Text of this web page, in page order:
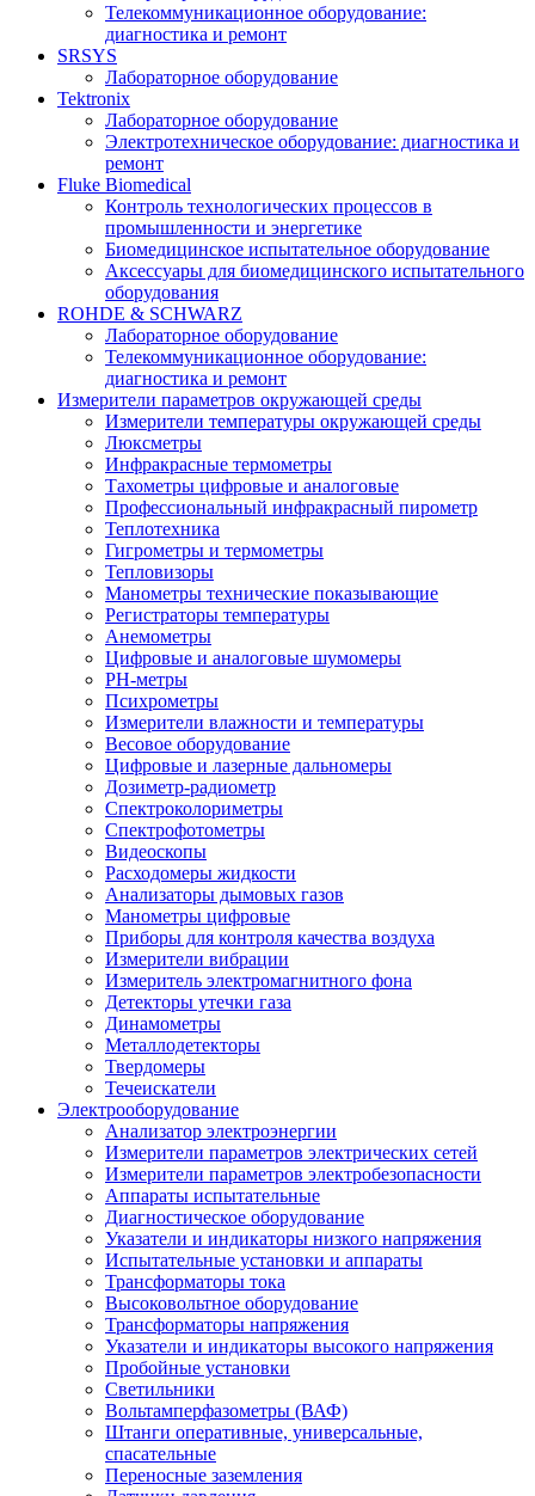
Телекоммуникационное оборудование:
диагностика и ремонт
SRSYS
Лабораторное оборудование
Tektronix
Лабораторное оборудование
Электротехническое оборудование: диагностика и
ремонт
Fluke Biomedical
Контроль технологических процессов в
промышленности и энергетике
Биомедицинское испытательное оборудование
Аксессуары для биомедицинского испытательного
оборудования
ROHDE & SCHWARZ
Лабораторное оборудование
Телекоммуникационное оборудование:
диагностика и ремонт
Измерители параметров окружающей среды
Измерители температуры окружающей среды
Люксметры
Инфракрасные термометры
Тахометры цифровые и аналоговые
Профессиональный инфракрасный пирометр
Теплотехника
Гигрометры и термометры
Тепловизоры
Манометры технические показывающие
Регистраторы температуры
Анемометры
Цифровые и аналоговые шумомеры
PH-метры
Психрометры
Измерители влажности и температуры
Весовое оборудование
Цифровые и лазерные дальномеры
Дозиметр-радиометр
Спектроколориметры
Спектрофотометры
Видеоскопы
Расходомеры жидкости
Анализаторы дымовых газов
Манометры цифровые
Приборы для контроля качества воздуха
Измерители вибрации
Измеритель электромагнитного фона
Детекторы утечки газа
Динамометры
Металлодетекторы
Твердомеры
Течеискатели
Электрооборудование
Анализатор электроэнергии
Измерители параметров электрических сетей
Измерители параметров электробезопасности
Аппараты испытательные
Диагностическое оборудование
Указатели и индикаторы низкого напряжения
Испытательные установки и аппараты
Трансформаторы тока
Высоковольтное оборудование
Трансформаторы напряжения
Указатели и индикаторы высокого напряжения
Пробойные установки
Светильники
Вольтамперфазометры (ВАФ)
Штанги оперативные, универсальные,
спасательные
Переносные заземления